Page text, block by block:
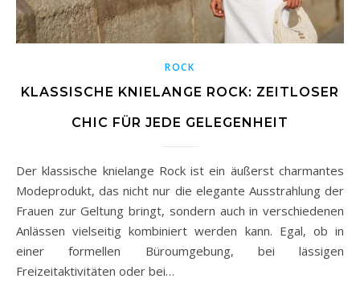
ROCK
KLASSISCHE KNIELANGE ROCK: ZEITLOSER
CHIC FÜR JEDE GELEGENHEIT
Der klassische knielange Rock ist ein äußerst charmantes
Modeprodukt, das nicht nur die elegante Ausstrahlung der
Frauen zur Geltung bringt, sondern auch in verschiedenen
Anlässen vielseitig kombiniert werden kann. Egal, ob in
einer formellen Büroumgebung, bei lässigen
Freizeitaktivitäten oder bei…